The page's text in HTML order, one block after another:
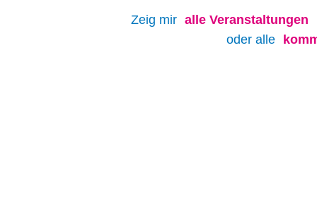
Zeig mir alle Veranstaltungen
oder alle